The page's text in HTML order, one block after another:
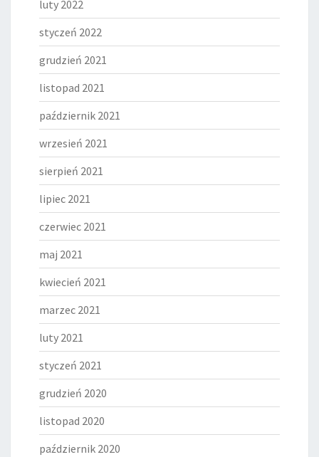
luty 2022
styczeń 2022
grudzień 2021
listopad 2021
październik 2021
wrzesień 2021
sierpień 2021
lipiec 2021
czerwiec 2021
maj 2021
kwiecień 2021
marzec 2021
luty 2021
styczeń 2021
grudzień 2020
listopad 2020
październik 2020